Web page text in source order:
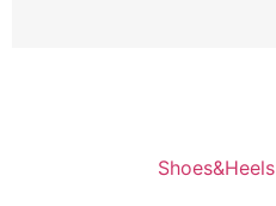
Shoes&Heels